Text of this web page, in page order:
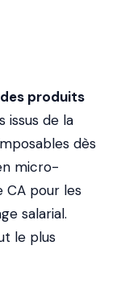
produits
issus de la
dès
micro-
CA pour les
salarial.
le plus